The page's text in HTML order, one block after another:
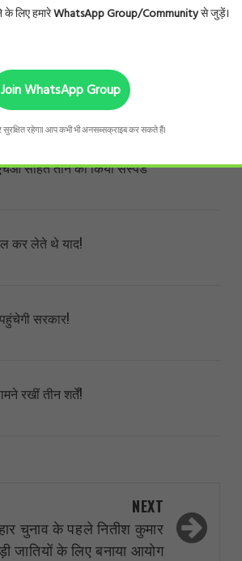
सहित तीन को किया सस्पेंड
कर लेते थे याद!
सरकार!
रखीं तीन शर्तें!
NEXT
चुनाव के पहले नितीश कुमार
जातियों के लिए बनाया आयोग
के लिए हमारेWhatsApp Group/Communityसे जुड़ें।
Join WhatsApp Group
रहेगा। आप कभी भी अनसब्सक्राइब कर सकते हैं।